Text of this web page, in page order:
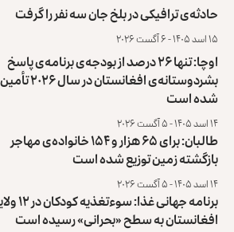
حادثه‌ی ترافیکی در بلخ جان سه نفر را گرفت
۱۵ اسد ۱۴۰۵ - ۶ آگست ۲۰۲۶
اوچا: تنها ۲۶ درصد از بودجه‌ی برنامه‌ی پاسخ
بشردوستانه‌ی افغانستان در سال ۲۰۲۶ تأمین
شده است
۱۴ اسد ۱۴۰۵ - ۵ آگست ۲۰۲۶
طالبان: برای ۶۵ هزار و ۱۵۴ خانواده‌ی مهاجر
بازگشته زمین توزیع ‏شده است
۱۴ اسد ۱۴۰۵ - ۵ آگست ۲۰۲۶
برنامه جهانی غذا:
افغانستان به سطح «بحرانی» رسیده است